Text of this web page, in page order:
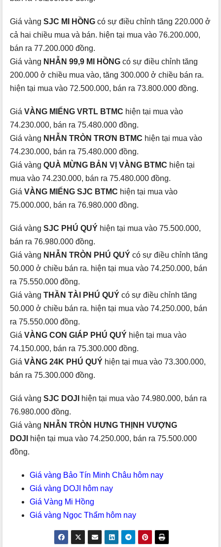
Giá vàng SJC MI HỒNG có sự điều chỉnh tăng 220.000 ở
cả hai chiều mua và bán. hiện tại mua vào 76.200.000,
bán ra 77.200.000 đồng.
Giá vàng NHẪN 99,9 MI HỒNG có sự điều chỉnh tăng
200.000 ở chiều mua vào, tăng 300.000 ở chiều bán ra.
hiện tại mua vào 72.500.000, bán ra 73.800.000 đồng.
Giá VÀNG MIẾNG VRTL BTMC hiện tại mua vào
74.230.000, bán ra 75.480.000 đồng.
Giá vàng NHẪN TRÒN TRƠN BTMC hiện tại mua vào
74.230.000, bán ra 75.480.000 đồng.
Giá vàng QUÀ MỪNG BẢN VỊ VÀNG BTMC hiện tại
mua vào 74.230.000, bán ra 75.480.000 đồng.
Giá VÀNG MIẾNG SJC BTMC hiện tại mua vào
75.000.000, bán ra 76.980.000 đồng.
Giá vàng SJC PHÚ QUÝ hiện tại mua vào 75.500.000,
bán ra 76.980.000 đồng.
Giá vàng NHẪN TRÒN PHÚ QUÝ có sự điều chỉnh tăng
50.000 ở chiều bán ra. hiện tại mua vào 74.250.000, bán
ra 75.550.000 đồng.
Giá vàng THẦN TÀI PHÚ QUÝ có sự điều chỉnh tăng
50.000 ở chiều bán ra. hiện tại mua vào 74.250.000, bán
ra 75.550.000 đồng.
Giá VÀNG CON GIÁP PHÚ QUÝ hiện tại mua vào
74.150.000, bán ra 75.300.000 đồng.
Giá VÀNG 24K PHÚ QUÝ hiện tại mua vào 73.300.000,
bán ra 75.300.000 đồng.
Giá vàng SJC DOJI
hiện tại mua vào 74.980.000, bán ra
76.980.000 đồng.
Giá vàng NHẪN TRÒN HƯNG THỊNH VƯỢNG
DOJI
hiện tại mua vào 74.250.000, bán ra 75.500.000
đồng.
Giá vàng Bảo Tín Minh Châu hôm nay
Giá vàng DOJI hôm nay
Giá Vàng Mi Hồng
Giá vàng Ngọc Thẩm hôm nay